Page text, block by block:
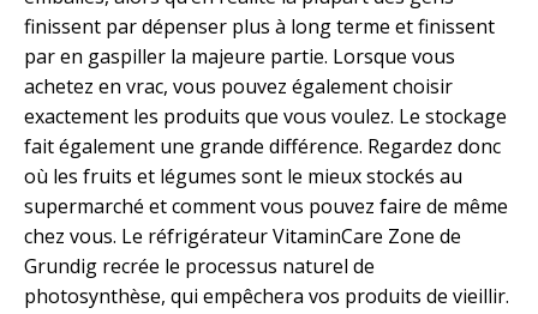
finissent par dépenser plus à long terme et finissent
par en gaspiller la majeure partie. Lorsque vous
achetez en vrac, vous pouvez également choisir
exactement les produits que vous voulez. Le stockage
fait également une grande différence. Regardez donc
où les fruits et légumes sont le mieux stockés au
supermarché et comment vous pouvez faire de même
chez vous. Le réfrigérateur VitaminCare Zone de
Grundig recrée le processus naturel de
photosynthèse, qui empêchera vos produits de vieillir.